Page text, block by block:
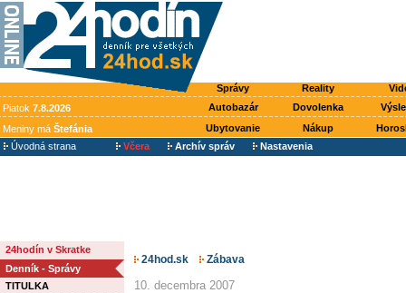
Správy Reality
Piatok 7.8.2026 Autobazár Dovolenka
Meniny má Štefánia Ubytovanie Nákup
Úvodná strana
Včera Archív správ Nastavenia
24hodín v Skratke
Denník - Správy
TITULKA
24hod.sk Zábava
10. decembra 2007